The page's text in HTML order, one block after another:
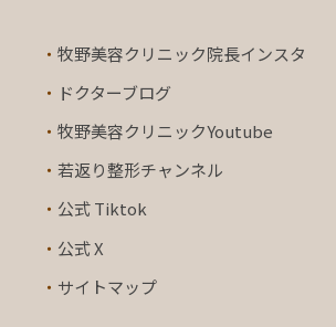
・ 牧野美容クリニック院長インスタ
・ ドクターブログ
・ 牧野美容クリニックYoutube
・ 若返り整形チャンネル
・ 公式 Tiktok
・ 公式 X
・ サイトマップ